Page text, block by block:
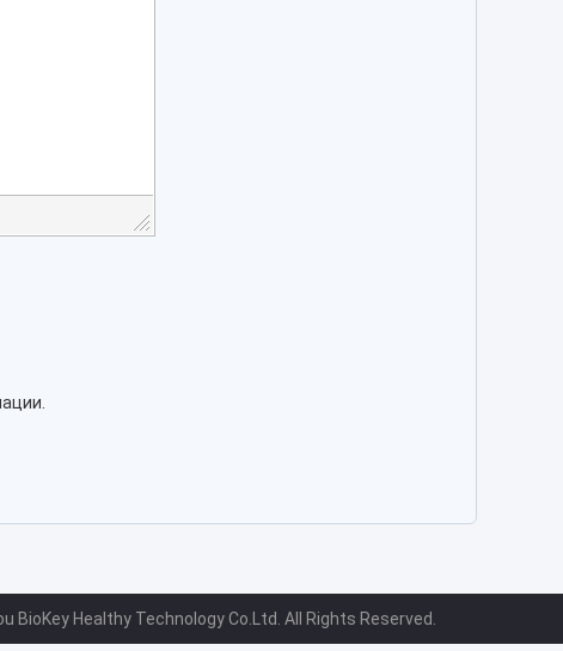
BioKey Healthy Technology Co.Ltd. All Rights Reserved.